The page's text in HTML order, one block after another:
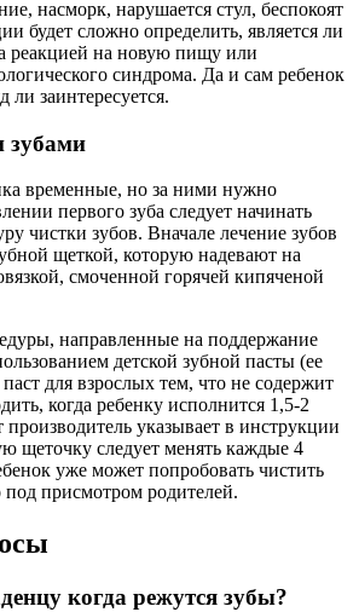
насморк, нарушается стул, беспокоят
будет сложно определить, является ли
реакцией на новую пищу или
синдрома. Да и сам ребенок
ли заинтересуется.
зубами
временные, но за ними нужно
первого зуба следует начинать
чистки зубов. Вначале лечение зубов
щеткой, которую надевают на
смоченной горячей кипяченой
направленные на поддержание
детской зубной пасты (ее
паст для взрослых тем, что не содержит
когда ребенку исполнится 1,5-2
производитель указывает в инструкции
щеточку следует менять каждые 4
уже может попробовать чистить
под присмотром родителей.
когда режутся зубы?